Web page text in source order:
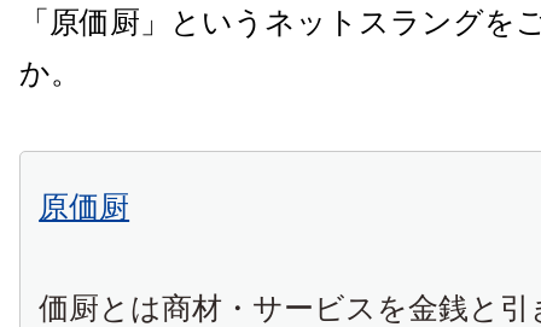
「原価厨」というネットスラングを
か。
原価厨
価厨とは商材・サービスを金銭と